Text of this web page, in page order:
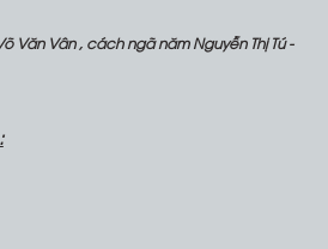
Văn Vân , cách ngã năm Nguyễn Thị Tú -